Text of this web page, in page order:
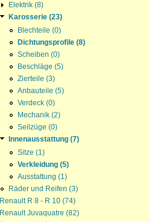
Elektrik (8)
Karosserie (23)
Blechteile (0)
Dichtungsprofile (8)
Scheiben (0)
Beschläge (5)
Zierteile (3)
Anbauteile (5)
Verdeck (0)
Mechanik (2)
Seilzüge (0)
Innenausstattung (7)
Sitze (1)
Verkleidung (5)
Ausstattung (1)
Räder und Reifen (3)
Renault R 8 - R 10 (74)
Renault Juvaquatre (82)